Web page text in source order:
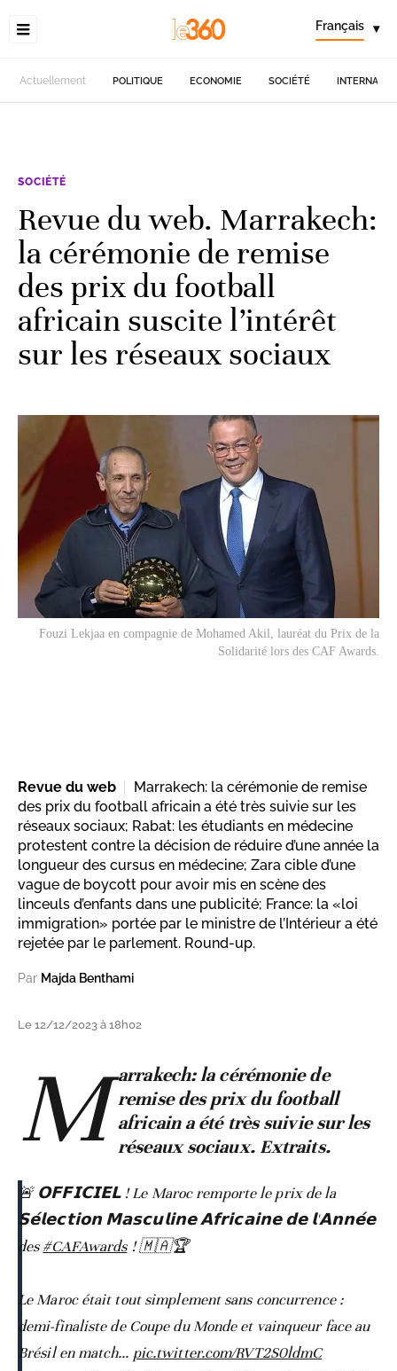
Français ▾
Actuellement POLITIQUE ECONOMIE SOCIÉTÉ
SOCIÉTÉ
Revue du web. Marrakech:
la cérémonie de remise
des prix du football
africain suscite l’intérêt
sur les réseaux sociaux
Fouzi Lekjaa en compagnie de Mohamed Akil, lauréat du Prix de la
Solidarité lors des CAF Awards.
Revue du web
Marrakech: la cérémonie de remise
des prix du football africain a été très suivie sur les
réseaux sociaux; Rabat: les étudiants en médecine
protestent contre la décision de réduire d’une année la
longueur des cursus en médecine; Zara cible d’une
vague de boycott pour avoir mis en scène des
linceuls d’enfants dans une publicité; France: la «loi
immigration» portée par le ministre de l’Intérieur a été
rejetée par le parlement. Round-up.
Par Majda Benthami
Le 12/12/2023 à 18h02
M arrakech: la cérémonie de
remise des prix du football
africain a été très suivie sur les
réseaux sociaux. Extraits.
🚨 𝗢𝗙𝗙𝗜𝗖𝗜𝗘𝗟 ! Le Maroc remporte le prix de la
𝗦𝗲́𝗹𝗲𝗰𝘁𝗶𝗼𝗻 𝗠𝗮𝘀𝗰𝘂𝗹𝗶𝗻𝗲 𝗔𝗳𝗿𝗶𝗰𝗮𝗶𝗻𝗲 𝗱𝗲 𝗹'𝗔𝗻𝗻𝗲́𝗲
des#CAFAwards! 🇲🇦🏆
Le Maroc était tout simplement sans concurrence :
demi-finaliste de Coupe du Monde et vainqueur face au
Brésil en match… pic.twitter.com/RVT2S0ldmC